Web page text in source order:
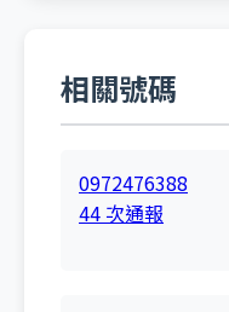
相關號碼
0972476388
44 次通報